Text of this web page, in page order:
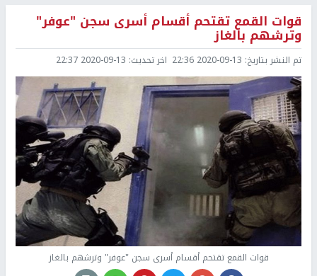
قوات القمع تقتحم أقسام أسرى سجن "عوفر"
وترشهم بالغاز
تم النشر بتاريخ: 2020-09-13 22:36 اخر تحديث: 2020-09-13 22:37
قوات القمع تقتحم أقسام أسرى سجن "عوفر" وترشهم بالغاز